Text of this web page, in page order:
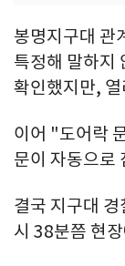
봉명지구대 관
특정해 말하지
확인했지만,
이어 "도어락
문이 자동으로
결국 지구대
시 38분쯤 현